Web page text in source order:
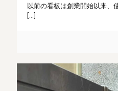
以前の看板は創業開始以来、
[…]